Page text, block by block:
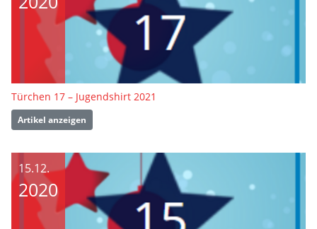
Türchen 17 – Jugendshirt 2021
Artikel anzeigen
15.12.
2020